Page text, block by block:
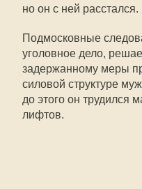
но он с ней расстался.
Подмосковные
уголовное дело,
задержанному меры
силовой структуре
до этого он трудился
лифтов.